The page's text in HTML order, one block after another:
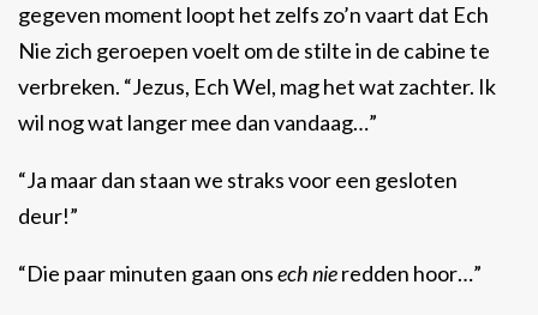
gegeven moment loopt het zelfs zo’n vaart dat Ech
Nie zich geroepen voelt om de stilte in de cabine te
verbreken. “Jezus, Ech Wel, mag het wat zachter. Ik
wil nog wat langer mee dan vandaag…”
“Ja maar dan staan we straks voor een gesloten
deur!”
“Die paar minuten gaan onsech nieredden hoor…”